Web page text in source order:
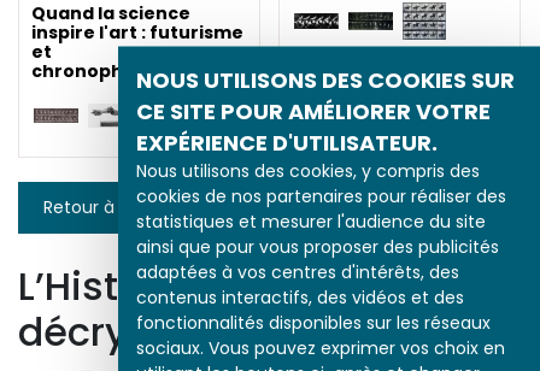
NOUS UTILISONS DES COOKIES SUR
CE SITE POUR AMÉLIORER VOTRE
EXPÉRIENCE D'UTILISATEUR.
Nous utilisons des cookies, y compris des
cookies de nos partenaires pour réaliser des
statistiques et mesurer l'audience du site
ainsi que pour vous proposer des publicités
adaptées à vos centres d'intérêts, des
contenus interactifs, des vidéos et des
fonctionnalités disponibles sur les réseaux
sociaux. Vous pouvez exprimer vos choix en
Quand la science
inspire l'art : futurisme
et
chronophotographie
Retour à la liste
L’Histoire par l’image
décrypte l’histoire